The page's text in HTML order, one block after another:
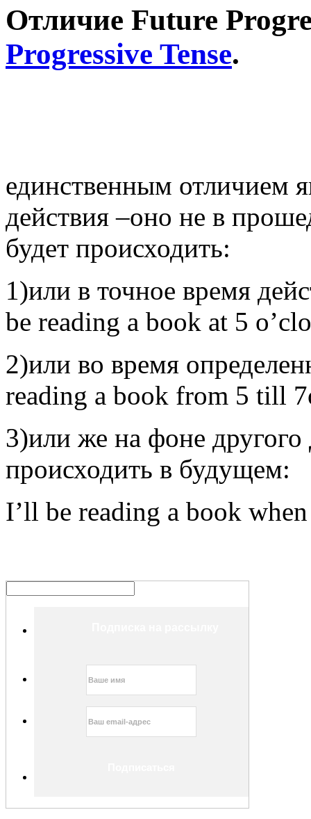
Отличие Future
Progressive Tense.
единственным отличием
действия –оно не в
будет происходить:
1)или в точное время
be reading a book at 5
2)или во время
reading a book from 5 till
3)или же на фоне другого
происходить в будущем:
I’ll be reading a book